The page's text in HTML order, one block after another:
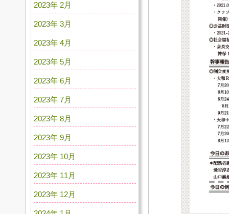
2023年 2月
2023年 3月
2023年 4月
2023年 5月
2023年 6月
2023年 7月
2023年 8月
2023年 9月
2023年 10月
2023年 11月
2023年 12月